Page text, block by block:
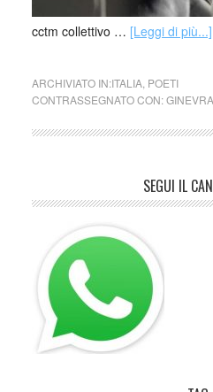
cctm collettivo … [Leggi di più...]
ARCHIVIATO IN:ITALIA, POETI
CONTRASSEGNATO CON:
SEGUI IL